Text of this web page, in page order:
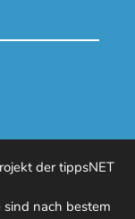
der tippsNET
nach bestem